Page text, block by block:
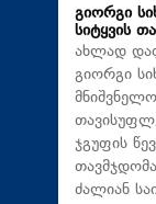
გიორგი
სიტყვის
ახლად
გიორგი
ჯგუფის
ძალიან